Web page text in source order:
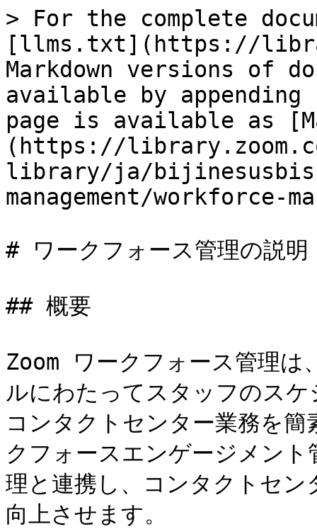
> For the complete
[llms.txt](https://
Markdown versions of
available by
page is available as
(https://
library/ja/
management/workforce-
# ワークフォース管理の説明
## 概要
Zoom ワークフォース管理は
ルにわたってスタッフのス
コンタクトセンター業務を
クフォースエンゲージメン
理と連携し、コンタクトセ
向上させます。